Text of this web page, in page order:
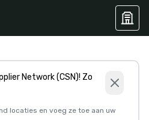
Network (CSN)! Zo
locaties en voeg ze toe aan uw